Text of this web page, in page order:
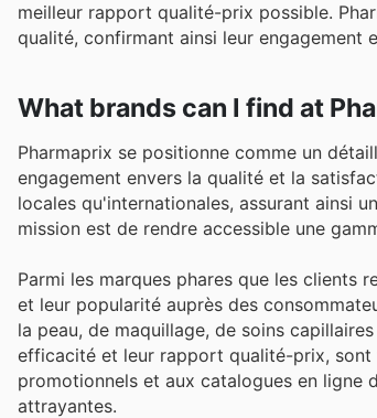
meilleur rapport qualité-prix possible.
qualité, confirmant ainsi leur engagement
What brands can I find at
Pharmaprix se positionne comme un
engagement envers la qualité et la
locales qu'internationales, assurant ainsi
mission est de rendre accessible une
Parmi les marques phares que les clients
et leur popularité auprès des
la peau, de maquillage, de soins
efficacité et leur rapport qualité-prix, sont
promotionnels et aux catalogues en ligne
attrayantes.